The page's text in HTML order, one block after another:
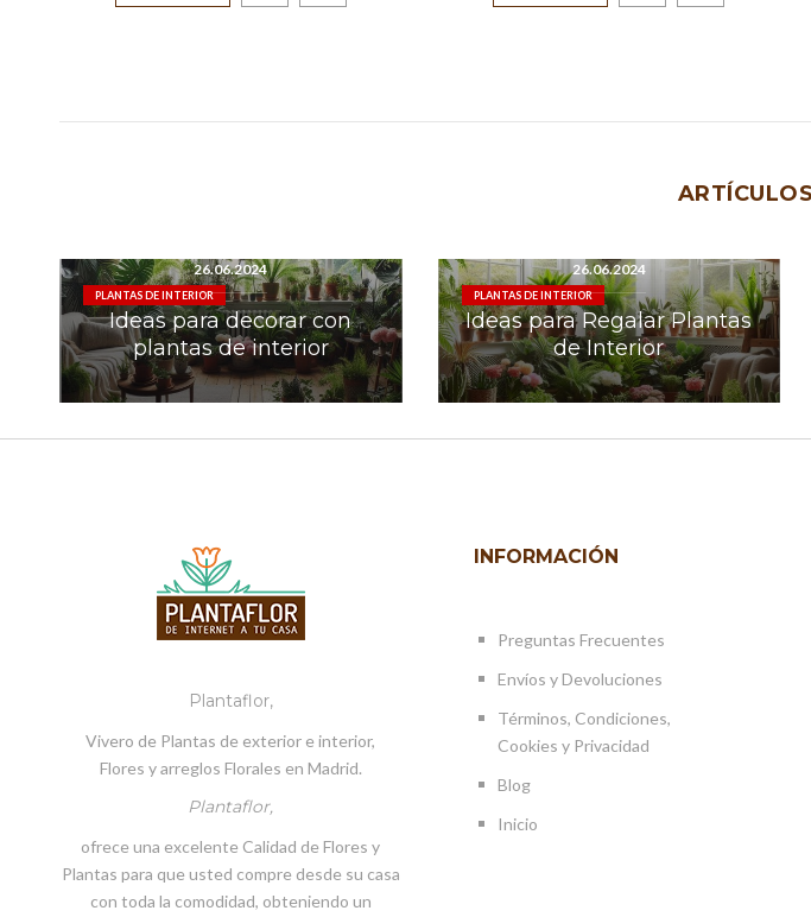
PLANTAS DE INTERIOR
26.06.2024
Ideas para decorar con
plantas de interior
PLANTAS DE INTERIOR
26.06.2024
Ideas para Regalar Plantas
de Interior
Plantaflor,
Vivero de Plantas de exterior e interior,
Flores y arreglos Florales en Madrid.
Plantaflor,
ofrece una excelente Calidad de Flores y
Plantas para que usted compre desde su casa
con toda la comodidad, obteniendo un
INFORMACIÓN
Preguntas Frecuentes
Envíos y Devoluciones
Términos, Condiciones,
Cookies y Privacidad
Blog
Inicio